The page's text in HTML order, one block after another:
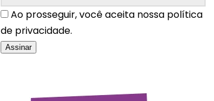
Ao prosseguir, você aceita nossa política
de privacidade.